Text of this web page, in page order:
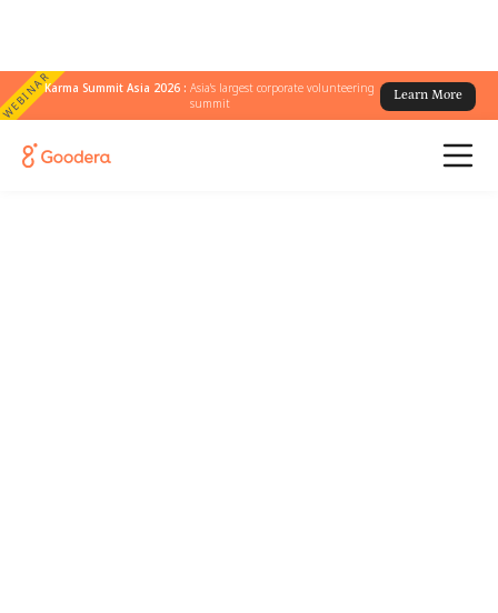
WEBINARKarma Summit Asia 2026 :Asia's largest corporate volunteering
summit
Learn More